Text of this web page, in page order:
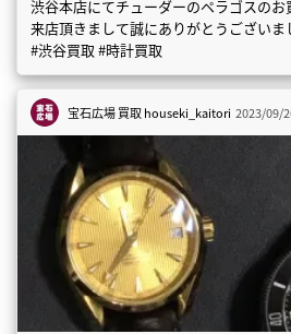
渋谷本店にてチューダーのペラゴスの
来店頂きまして誠にありがとうございま
#渋谷買取 #時計買取
宝石広場 買取houseki_kaitori 2023/09/